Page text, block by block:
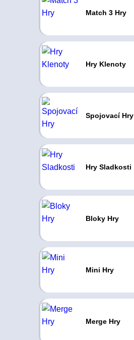
Match 3 Hry
Hry Klenoty
Spojovací Hry
Hry Sladkosti
Bloky Hry
Mini Hry
Merge Hry